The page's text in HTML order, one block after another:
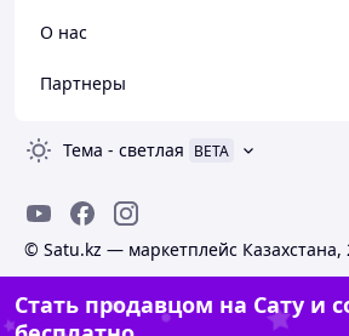
О нас
Партнеры
Тема - светлая BETA
© Satu.kz — маркетплейс Казахстана,
Стать продавцом на Сату и